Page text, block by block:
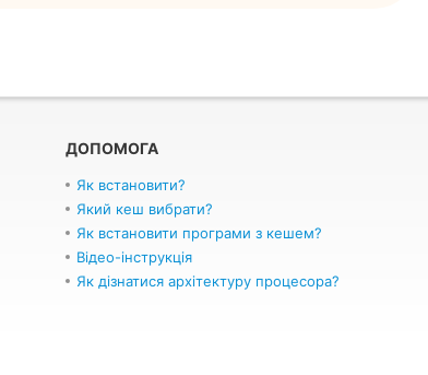
ДОПОМОГА
Як встановити?
Який кеш вибрати?
Як встановити програми з кешем?
Відео-інструкція
Як дізнатися архітектуру процесора?